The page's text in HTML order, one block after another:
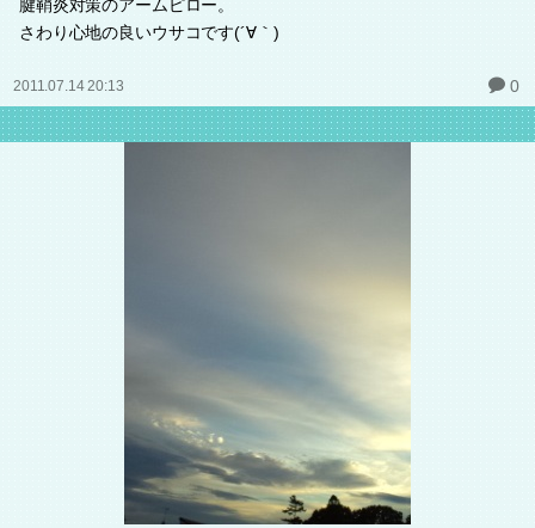
腱鞘炎対策のアームピロー。
さわり心地の良いウサコです(´∀｀)
2011.07.14 20:13 0